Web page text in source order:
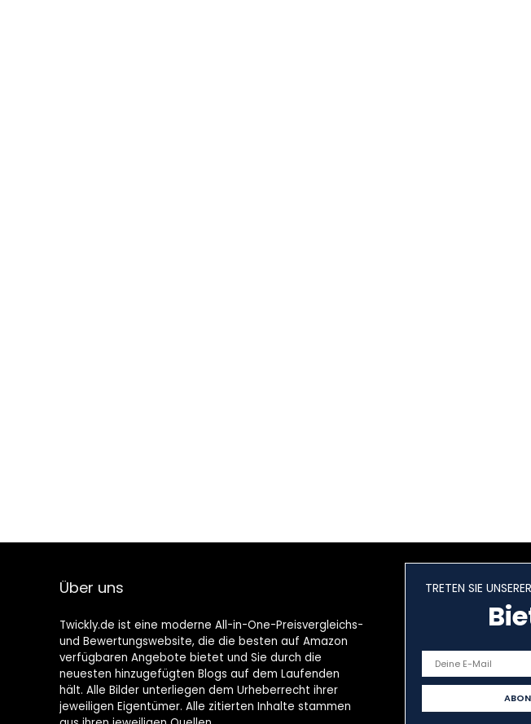
Über uns
Twickly.de ist eine moderne All-in-One-Preisvergleichs-
und Bewertungswebsite, die die besten auf Amazon
verfügbaren Angebote bietet und Sie durch die
neuesten hinzugefügten Blogs auf dem Laufenden
hält. Alle Bilder unterliegen dem Urheberrecht ihrer
jeweiligen Eigentümer. Alle zitierten Inhalte stammen
TRETEN SIE